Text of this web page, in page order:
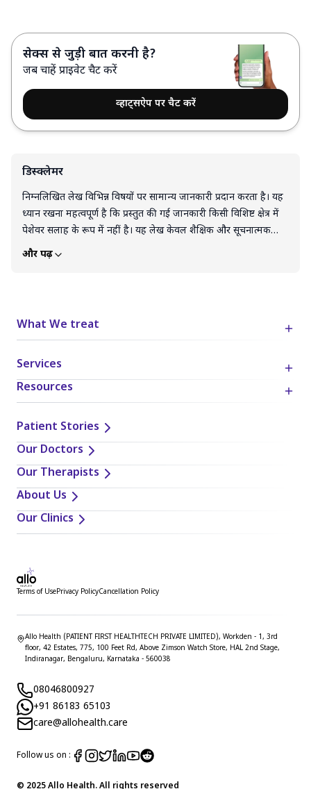
सेक्स से जुड़ी बात करनी है?
जब चाहें प्राइवेट चैट करें
व्हाट्सऐप पर चैट करें
डिस्क्लेमर
निम्नलिखित लेख विभिन्न विषयों पर सामान्य जानकारी प्रदान करता है। यह
ध्यान रखना महत्वपूर्ण है कि प्रस्तुत की गई जानकारी किसी विशिष्ट क्षेत्र में
पेशेवर सलाह के रूप में नहीं है। यह लेख केवल शैक्षिक और सूचनात्मक
उद्देश्यों के लिए है। इस लेख को किसी भी उत्पाद, सेवा या जानकारी के
व्यक्तिगत जिम्मेदारी का प्रयोग करना आवश्यक है।
और पढ़ें
What We treat
Services
Resources
Patient Stories
Our Doctors
Our Therapists
About Us
Our Clinics
Terms of UsePrivacy PolicyCancellation Policy
Allo Health (PATIENT FIRST HEALTHTECH PRIVATE LIMITED), Workden - 1, 3rd
floor, 42 Estates, 775, 100 Feet Rd, Above Zimson Watch Store, HAL 2nd Stage,
Indiranagar, Bengaluru, Karnataka - 560038
08046800927
+91 86183 65103
care@allohealth.care
Follow us on :
© 2025 Allo Health. All rights reserved